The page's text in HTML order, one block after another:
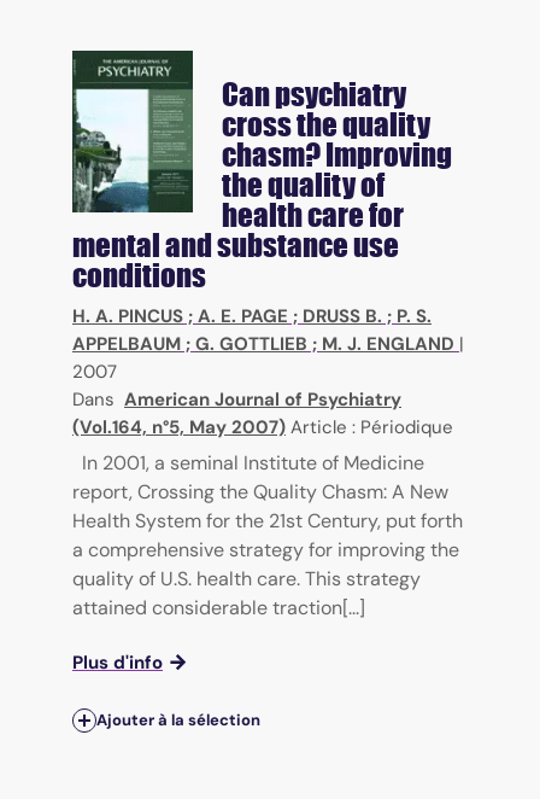
Can psychiatry
cross the quality
chasm? Improving
the quality of
health care for
mental and substance use
conditions
H. A. PINCUS ; A. E. PAGE ; DRUSS B. ; P. S.
APPELBAUM ; G. GOTTLIEB ; M. J. ENGLAND |
2007
Dans American Journal of Psychiatry
(Vol.164, n°5, May 2007) Article : Périodique
In 2001, a seminal Institute of Medicine
report, Crossing the Quality Chasm: A New
Health System for the 21st Century, put forth
a comprehensive strategy for improving the
quality of U.S. health care. This strategy
attained considerable traction[...]
Plus d'info
Ajouter à la sélection